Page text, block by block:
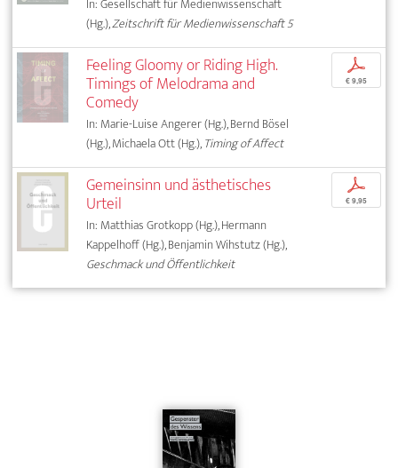
(Hg.),Zeitschrift für Medienwissenschaft 5
Feeling Gloomy or Riding High.
Timings of Melodrama and
Comedy
In: Marie-Luise Angerer (Hg.), Bernd Bösel
(Hg.), Michaela Ott (Hg.),Timing of Affect
p
€ 9,95
Gemeinsinn und ästhetisches
Urteil
In: Matthias Grotkopp (Hg.), Hermann
Kappelhoff (Hg.), Benjamin Wihstutz (Hg.),
Geschmack und Öffentlichkeit
p
€ 9,95